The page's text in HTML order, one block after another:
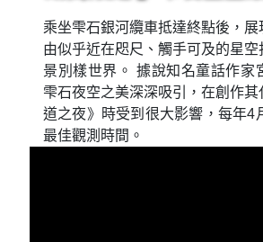
乘坐雫石銀河纜車抵達終點後，展
由似乎近在咫尺、觸手可及的星空
景別樣世界。 據說知名童話作家
雫石夜空之美深深吸引，在創作
道之夜》時受到很大影響，每年4
最佳觀測時間。